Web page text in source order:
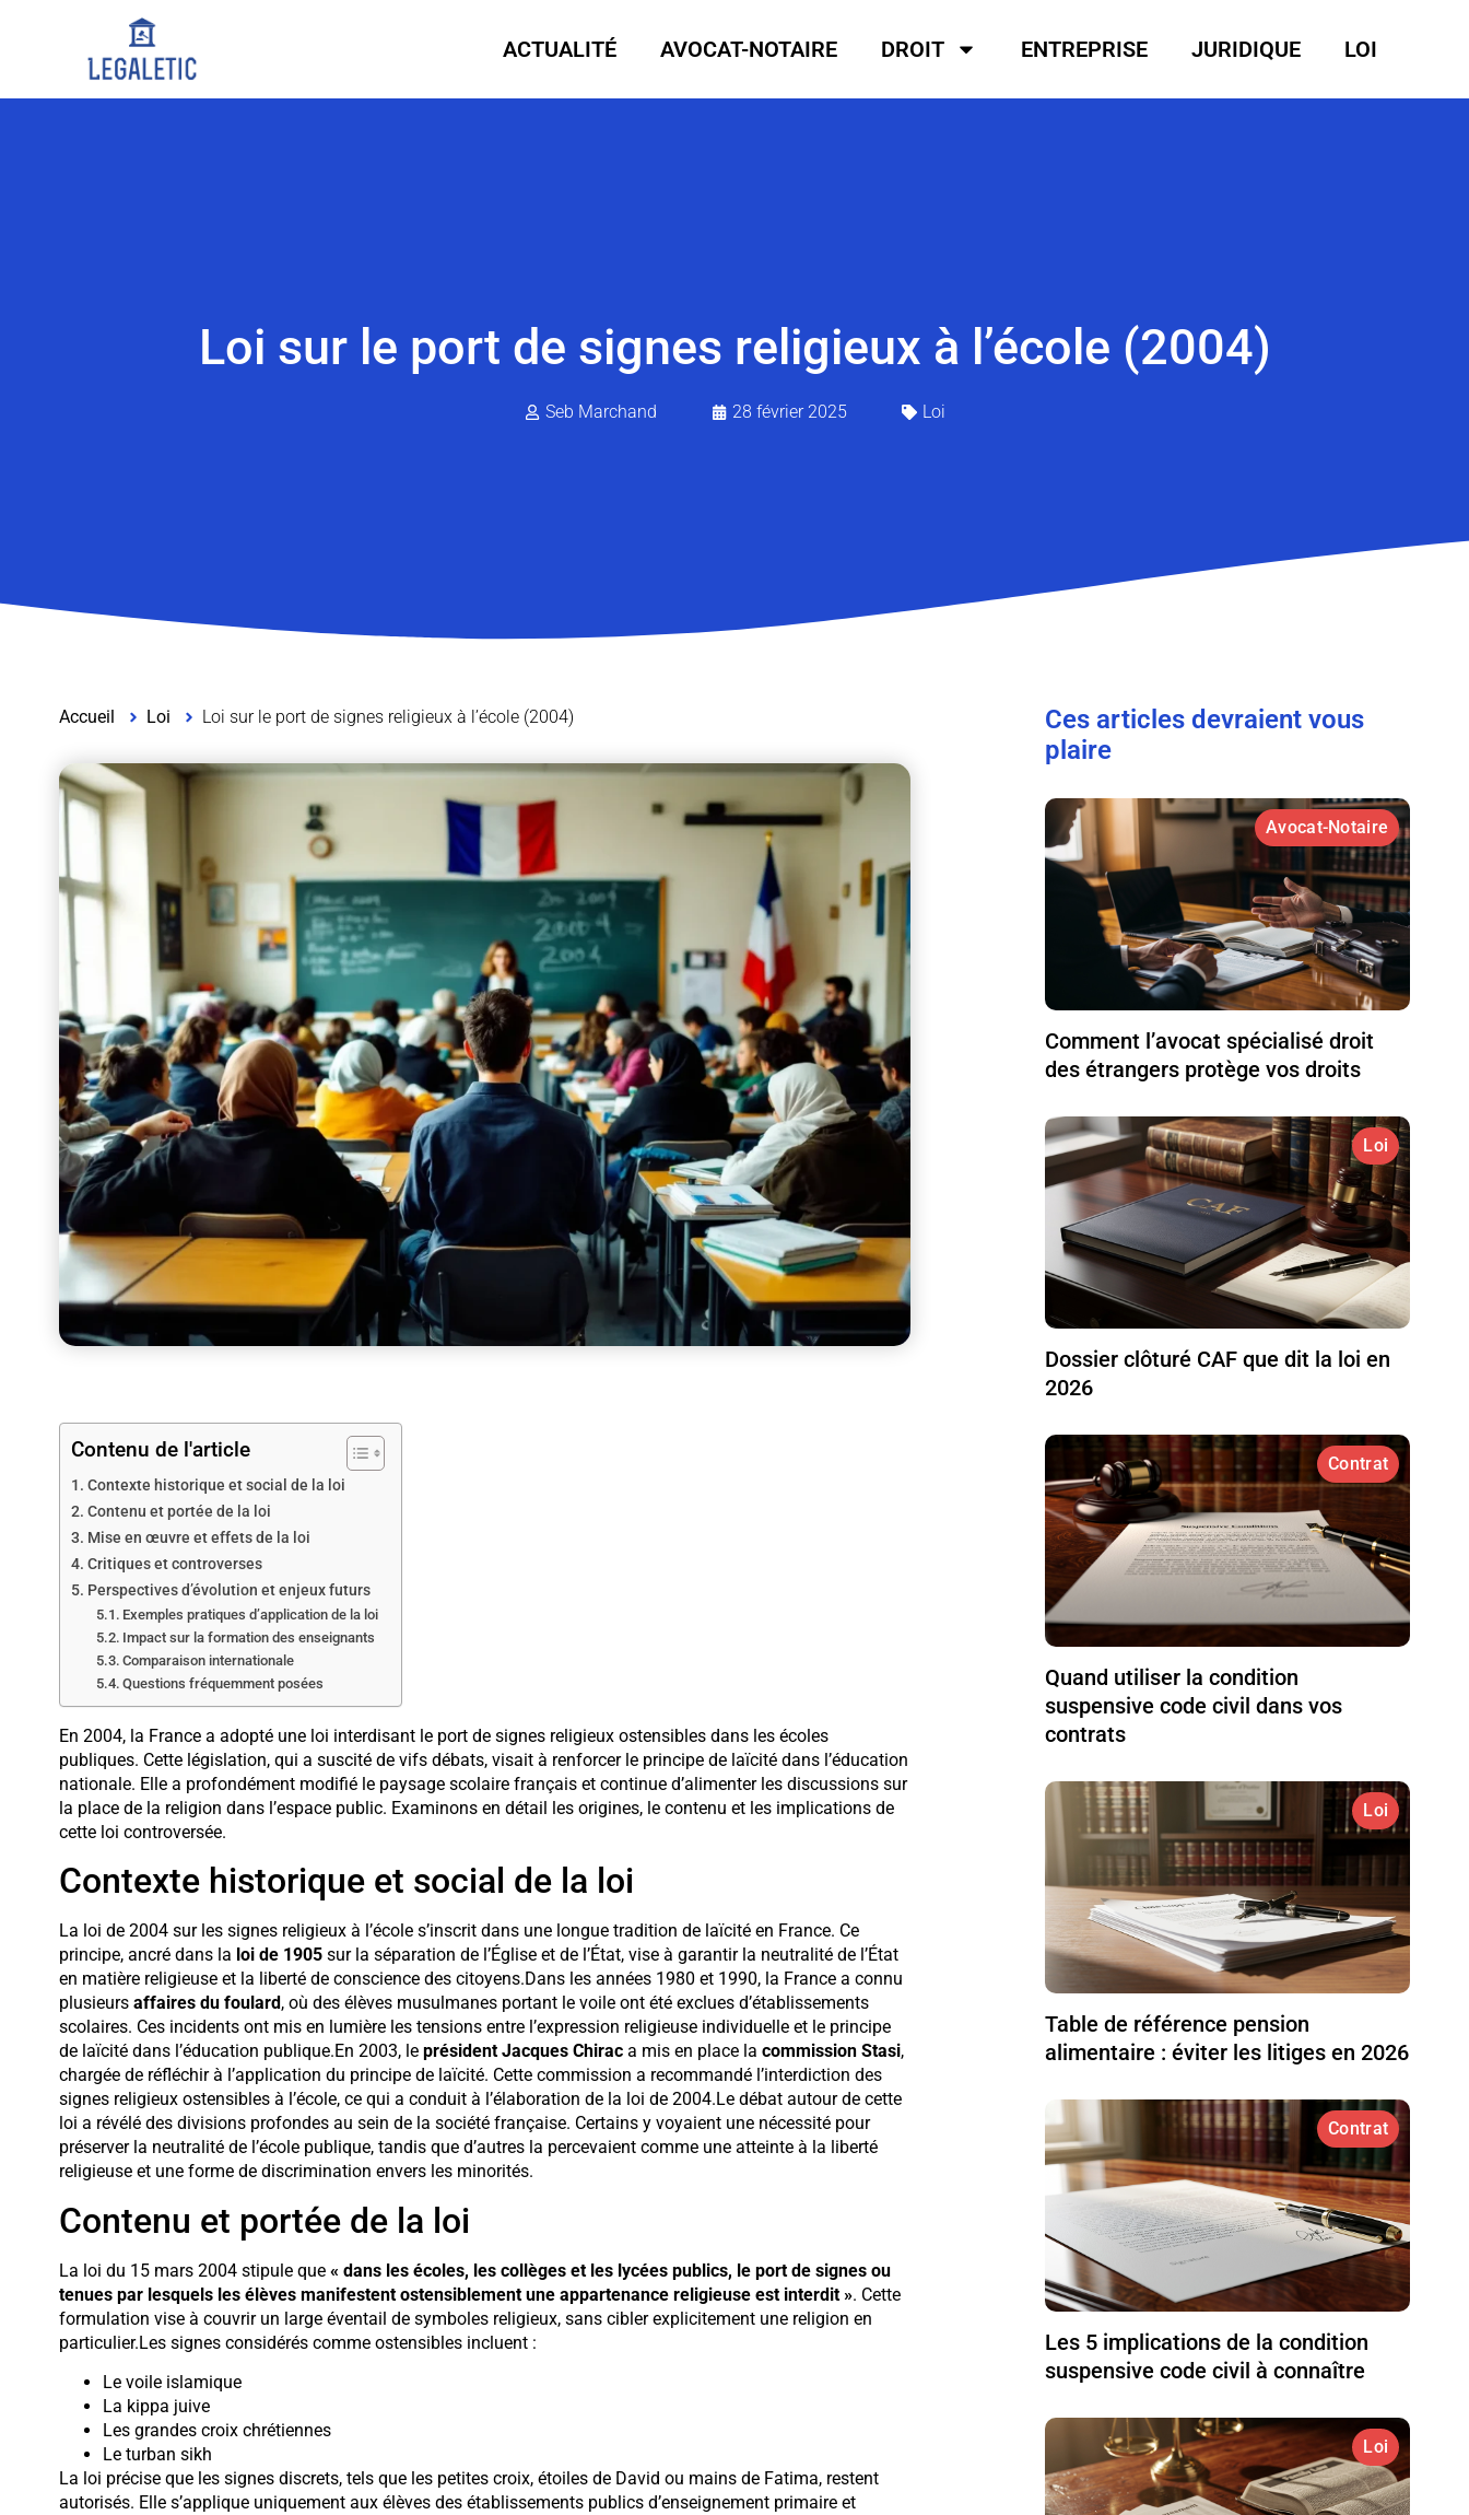
ACTUALITÉ AVOCAT-NOTAIRE DROIT ENTREPRISE JURIDIQUE LOI
Loi sur le port de signes religieux à l’école (2004)
Seb Marchand 28 février 2025 Loi
Accueil Loi Loi sur le port de signes religieux à l’école (2004)
Contenu de l'article
Contexte historique et social de la loi
Contenu et portée de la loi
Mise en œuvre et effets de la loi
Critiques et controverses
Perspectives d’évolution et enjeux futurs
Exemples pratiques d’application de la loi
Impact sur la formation des enseignants
Comparaison internationale
Questions fréquemment posées
En 2004, la France a adopté une loi interdisant le port de signes religieux ostensibles dans les écoles
publiques. Cette législation, qui a suscité de vifs débats, visait à renforcer le principe de laïcité dans l’éducation
nationale. Elle a profondément modifié le paysage scolaire français et continue d’alimenter les discussions sur
la place de la religion dans l’espace public. Examinons en détail les origines, le contenu et les implications de
cette loi controversée.
Contexte historique et social de la loi
La loi de 2004 sur les signes religieux à l’école s’inscrit dans une longue tradition de laïcité en France. Ce
principe, ancré dans la loi de 1905sur la séparation de l’Église et de l’État, vise à garantir la neutralité de l’État
en matière religieuse et la liberté de conscience des citoyens.Dans les années 1980 et 1990, la France a connu
plusieurs affaires du foulard , où des élèves musulmanes portant le voile ont été exclues d’établissements
scolaires. Ces incidents ont mis en lumière les tensions entre l’expression religieuse individuelle et le principe
de laïcité dans l’éducation publique.En 2003, le président Jacques Chiraca mis en place la commission Stasi,
chargée de réfléchir à l’application du principe de laïcité. Cette commission a recommandé l’interdiction des
signes religieux ostensibles à l’école, ce qui a conduit à l’élaboration de la loi de 2004.Le débat autour de cette
loi a révélé des divisions profondes au sein de la société française. Certains y voyaient une nécessité pour
préserver la neutralité de l’école publique, tandis que d’autres la percevaient comme une atteinte à la liberté
religieuse et une forme de discrimination envers les minorités.
Contenu et portée de la loi
La loi du 15 mars 2004 stipule que « dans les écoles, les collèges et les lycées publics, le port de signes ou
tenues par lesquels les élèves manifestent ostensiblement une appartenance religieuse est interdit ». Cette
formulation vise à couvrir un large éventail de symboles religieux, sans cibler explicitement une religion en
particulier.Les signes considérés comme ostensibles incluent :
Le voile islamique
La kippa juive
Les grandes croix chrétiennes
Le turban sikh
La loi précise que les signes discrets, tels que les petites croix, étoiles de David ou mains de Fatima, restent
autorisés. Elle s’applique uniquement aux élèves des établissements publics d’enseignement primaire et
Ces articles devraient vous
plaire
Avocat-Notaire
Comment l’avocat spécialisé droit
des étrangers protège vos droits
Loi
Dossier clôturé CAF que dit la loi en
2026
Contrat
Quand utiliser la condition
suspensive code civil dans vos
contrats
Loi
Table de référence pension
alimentaire : éviter les litiges en 2026
Contrat
Les 5 implications de la condition
suspensive code civil à connaître
Loi